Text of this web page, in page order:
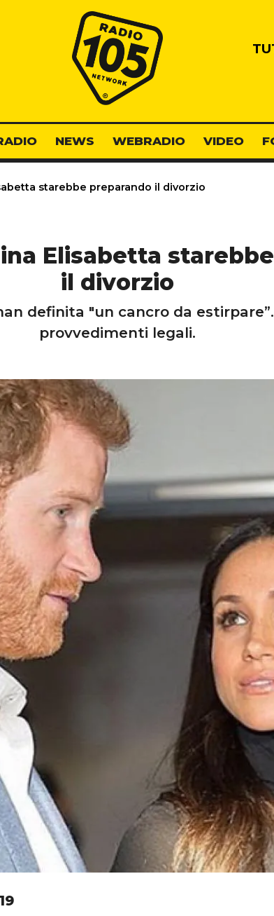
Radio 105
NEWS WEBRADIO VIDEO
starebbe preparando il divorzio
Elisabetta
il divorzio
definita "un cancro da
provvedimenti legali.